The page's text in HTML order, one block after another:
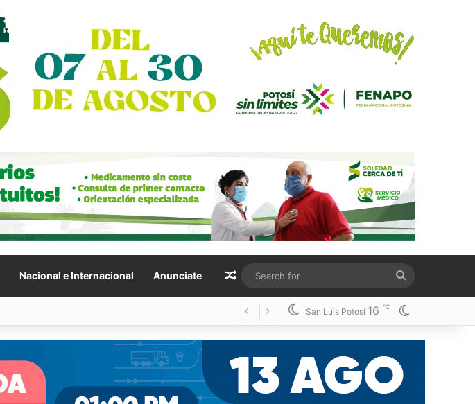
Nacional e Internacional Anunciate Random Article
for
de Villa de Pozos San Luis Potosí 16 ℃